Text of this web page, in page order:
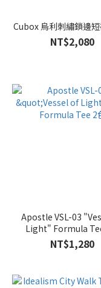
Cubox 烏利刺繡鎖邊
NT$2,080
Apostle VSL-03
Light" Formula
NT$1,280